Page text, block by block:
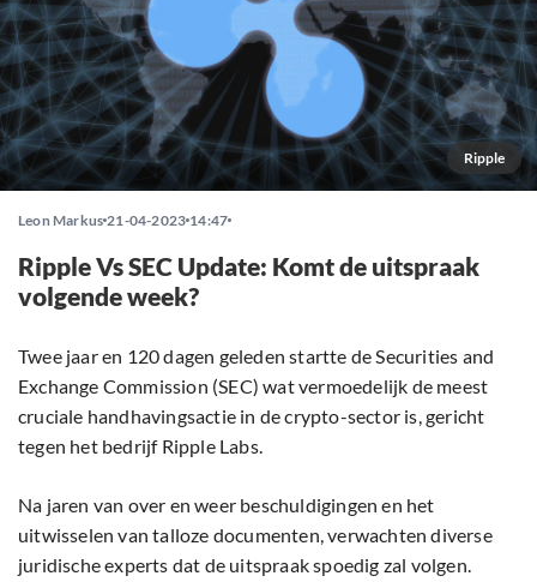
Ripple
Leon Markus 21-04-2023 14:47
Ripple Vs SEC Update: Komt de uitspraak
volgende week?
Twee jaar en 120 dagen geleden startte de Securities and
Exchange Commission (SEC) wat vermoedelijk de meest
cruciale handhavingsactie in de crypto-sector is, gericht
tegen het bedrijf Ripple Labs.
Na jaren van over en weer beschuldigingen en het
uitwisselen van talloze documenten, verwachten diverse
juridische experts dat de uitspraak spoedig zal volgen.